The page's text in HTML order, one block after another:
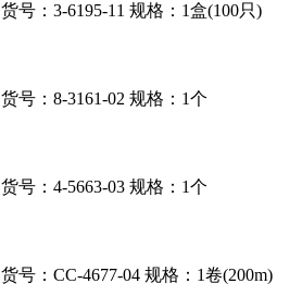
货号：3-6195-11 规格：1盒(100只)
货号：8-3161-02 规格：1个
货号：4-5663-03 规格：1个
货号：CC-4677-04 规格：1卷(200m)